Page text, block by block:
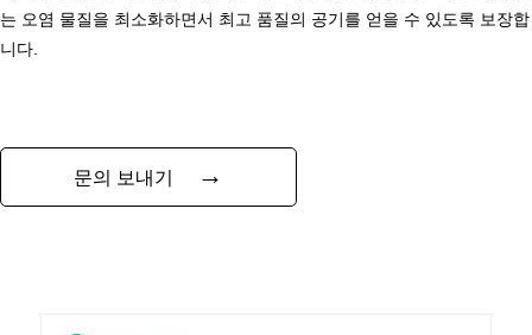
는 오염 물질을 최소화하면서 최고 품질의 공기를 얻을 수 있도록 보장합
니다.
문의 보내기 →